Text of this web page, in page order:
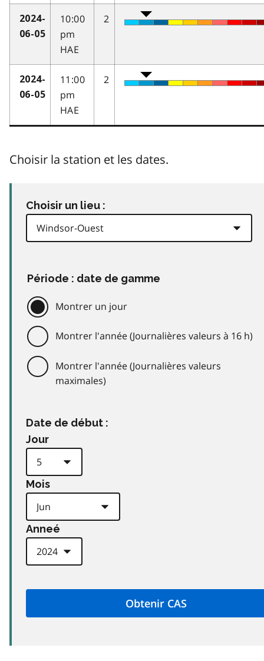
2024-
06-05
10:00
pm
HAE
2
2024-
06-05
11:00
pm
HAE
2
Choisir la station et les dates.
Choisir un lieu :
Période : date de gamme
Montrer un jour
Montrer l'année (Journalières valeurs à 16 h)
Montrer l'année (Journalières valeurs
maximales)
Date de début :
Jour
Mois
Anneé